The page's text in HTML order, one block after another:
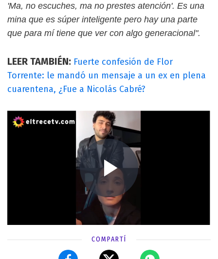
'Ma, no escuches, ma no prestes atención'. Es una
mina que es súper inteligente pero hay una parte
que para mí tiene que ver con algo generacional".
LEER TAMBIÉN: Fuerte confesión de Flor
Torrente: le mandó un mensaje a un ex en plena
cuarentena, ¿Fue a Nicolás Cabré?
COMPARTÍ